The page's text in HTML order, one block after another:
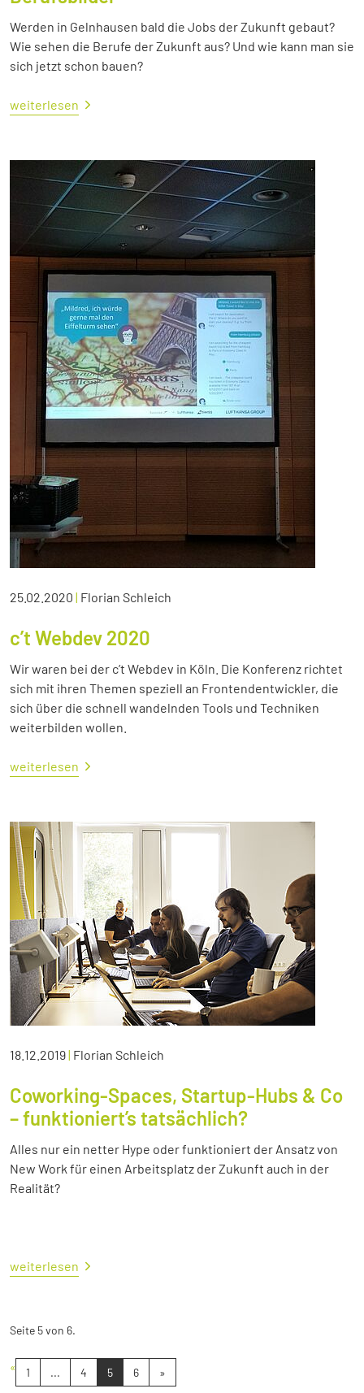
Werden in Gelnhausen bald die Jobs der Zukunft gebaut?
Wie sehen die Berufe der Zukunft aus? Und wie kann man sie
sich jetzt schon bauen?
weiterlesen
25.02.2020 | Florian Schleich
c’t Webdev 2020
Wir waren bei der c’t Webdev in Köln. Die Konferenz richtet
sich mit ihren Themen speziell an Frontendentwickler, die
sich über die schnell wandelnden Tools und Techniken
weiterbilden wollen.
weiterlesen
18.12.2019| Florian Schleich
Coworking-Spaces, Startup-Hubs & Co
– funktioniert’s tatsächlich?
Alles nur ein netter Hype oder funktioniert der Ansatz von
New Work für einen Arbeitsplatz der Zukunft auch in der
Realität?
weiterlesen
Seite 5 von 6.
« 1 ... 4 5 6 »